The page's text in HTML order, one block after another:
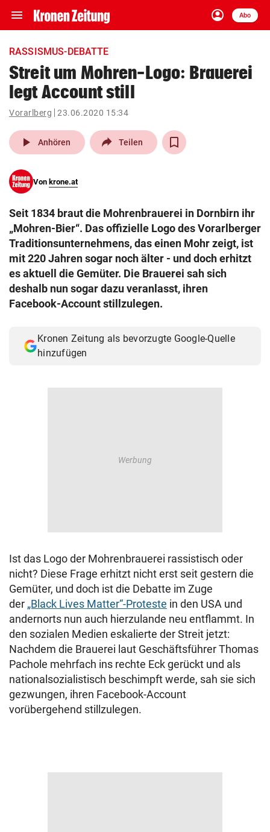
menu Navigation
ein-/ausklappen
account_circle
Anmelden
Abo
close Schließen
account_circle Anmelden
pin_drop
Wien arrow_right
search
eingeben
Muthgasse 2, 1190 Wien
RASSISMUS-DEBATTE
Streit um Mohren-Logo: Brauerei
legt Account still
Vorarlberg 23.06.2020 15:34
play_arrow Anhören Teilen
Von krone.at
Seit 1834 braut die Mohrenbrauerei in Dornbirn ihr
„Mohren-Bier“. Das offizielle Logo des Vorarlberger
Traditionsunternehmens, das einen Mohr zeigt, ist
mit 220 Jahren sogar noch älter - und doch erhitzt
es aktuell die Gemüter. Die Brauerei sah sich
deshalb nun sogar dazu veranlasst, ihren
Facebook-Account stillzulegen.
Kronen Zeitung als bevorzugte Google-Quelle
hinzufügen
Ist das Logo der Mohrenbrauerei rassistisch oder
nicht? Diese Frage erhitzt nicht erst seit gestern die
Gemüter, und doch ist die Debatte im Zuge
der „Black Lives Matter“-Proteste in den USA und
andernorts nun auch hierzulande neu entflammt. In
den sozialen Medien eskalierte der Streit jetzt:
Nachdem die Brauerei laut Geschäftsführer Thomas
Pachole mehrfach ins rechte Eck gerückt und als
nationalsozialistisch beschimpft werde, sah sie sich
gezwungen, ihren Facebook-Account
vorübergehend stillzulegen.